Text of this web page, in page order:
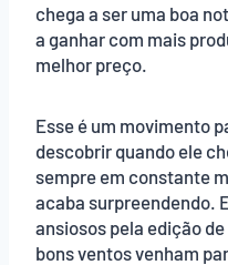
chega a ser uma boa
a ganhar com mais
melhor preço.
Esse é um movimento
descobrir quando ele
sempre em constante
acaba surpreendendo.
ansiosos pela edição
bons ventos venham